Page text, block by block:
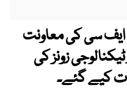
ایف سی کی معاونت
زونز کی
کیے گئے۔